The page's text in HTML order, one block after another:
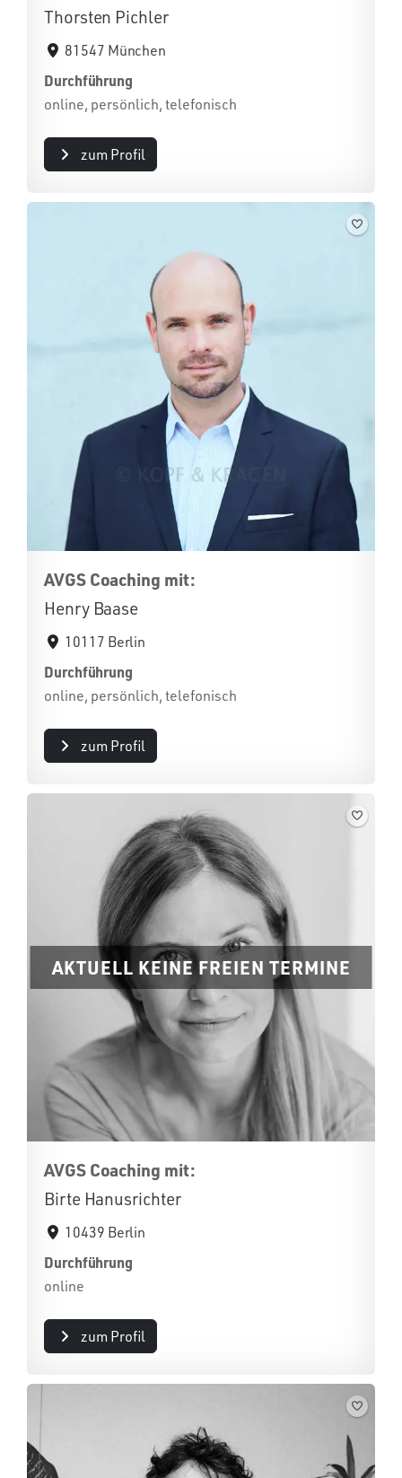
Thorsten Pichler
81547 München
Durchführung
online, persönlich, telefonisch
zum Profil
AVGS Coaching mit:
Henry Baase
10117 Berlin
Durchführung
online, persönlich, telefonisch
zum Profil
AKTUELL KEINE FREIEN TERMINE
AVGS Coaching mit:
Birte Hanusrichter
10439 Berlin
Durchführung
online
zum Profil